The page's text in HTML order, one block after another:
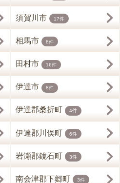
須賀川市 17件
相馬市 8件
田村市 16件
伊達市 8件
伊達郡桑折町 4件
伊達郡川俣町 6件
岩瀬郡鏡石町 3件
南会津郡下郷町 3件